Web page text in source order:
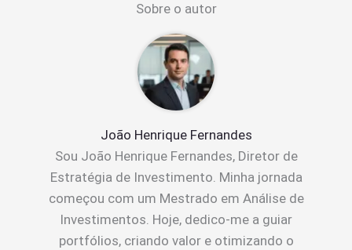
Sobre o autor
João Henrique Fernandes
Sou João Henrique Fernandes, Diretor de
Estratégia de Investimento. Minha jornada
começou com um Mestrado em Análise de
Investimentos. Hoje, dedico-me a guiar
portfólios, criando valor e otimizando o